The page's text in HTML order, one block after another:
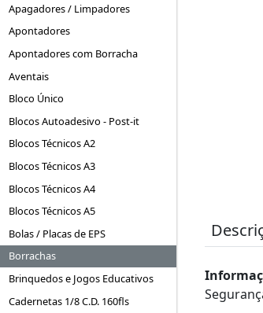
Apagadores / Limpadores
Apontadores
Apontadores com Borracha
Aventais
Bloco Único
Blocos Autoadesivo - Post-it
Blocos Técnicos A2
Blocos Técnicos A3
Blocos Técnicos A4
Blocos Técnicos A5
Bolas / Placas de EPS
Borrachas
Brinquedos e Jogos Educativos
Cadernetas 1/8 C.D. 160fls